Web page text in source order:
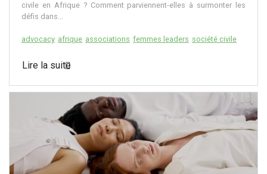
civile en Afrique ? Comment parviennent-elles à surmonter les
défis dans...
advocacy afrique associations femmes leaders société civile
Lire la suite